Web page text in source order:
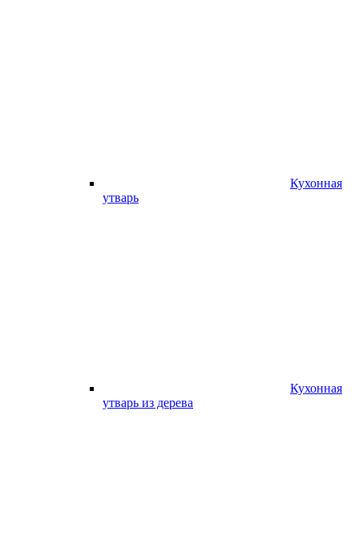
Кухонная
утварь
Кухонная
утварь из дерева